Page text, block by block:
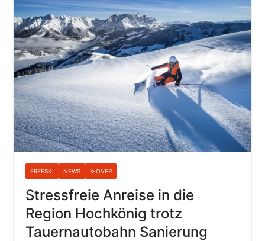
FREESKI NEWS X-OVER
Stressfreie Anreise in die
Region Hochkönig trotz
Tauernautobahn Sanierung